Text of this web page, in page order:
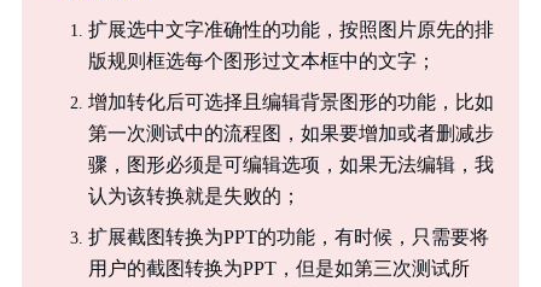
扩展选中文字准确性的功能，按照图片原先的排
版规则框选每个图形过文本框中的文字；
增加转化后可选择且编辑背景图形的功能，比如
第一次测试中的流程图，如果要增加或者删减步
骤，图形必须是可编辑选项，如果无法编辑，我
认为该转换就是失败的；
扩展截图转换为PPT的功能，有时候，只需要将
用户的截图转换为PPT，但是如第三次测试所